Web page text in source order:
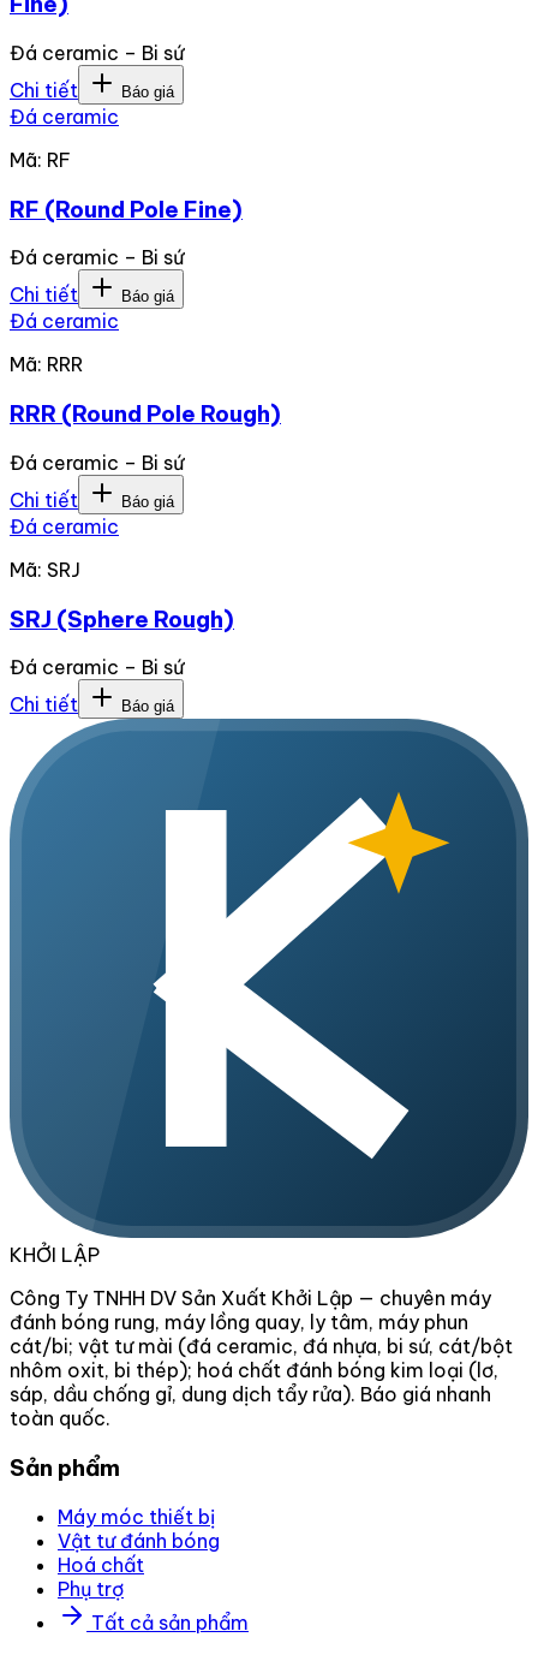
Đá ceramic – Bi sứ
Chi tiết
Báo giá
Đá ceramic
Mã: RF
RF (Round Pole Fine)
Đá ceramic – Bi sứ
Chi tiết
Báo giá
Đá ceramic
Mã: RRR
RRR (Round Pole Rough)
Đá ceramic – Bi sứ
Chi tiết
Báo giá
Đá ceramic
Mã: SRJ
SRJ (Sphere Rough)
Đá ceramic – Bi sứ
Chi tiết
Báo giá
KHỞI LẬP
Công Ty TNHH DV Sản Xuất Khởi Lập — chuyên máy
đánh bóng rung, máy lồng quay, ly tâm, máy phun
cát/bi; vật tư mài (đá ceramic, đá nhựa, bi sứ, cát/bột
nhôm oxit, bi thép); hoá chất đánh bóng kim loại (lơ,
sáp, dầu chống gỉ, dung dịch tẩy rửa). Báo giá nhanh
toàn quốc.
Sản phẩm
Máy móc thiết bị
Vật tư đánh bóng
Hoá chất
Phụ trợ
Tất cả sản phẩm